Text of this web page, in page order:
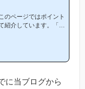
のページではポイント
紹介しています。「ハ
簡単にできるので、下
に当ブログから